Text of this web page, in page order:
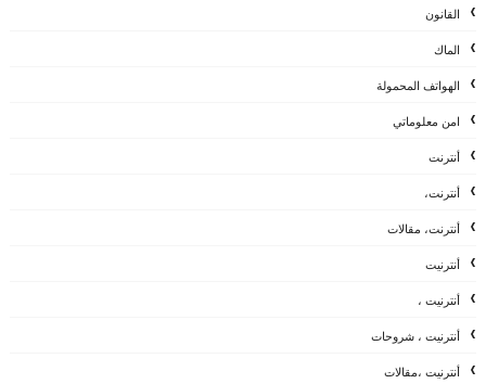
القانون
الماك
الهواتف المحمولة
امن معلوماتي
أنترنت
أنترنت،
أنترنت، مقالات
أنترنيت
أنترنيت ،
أنترنيت ، شروحات
أنترنيت ،مقالات